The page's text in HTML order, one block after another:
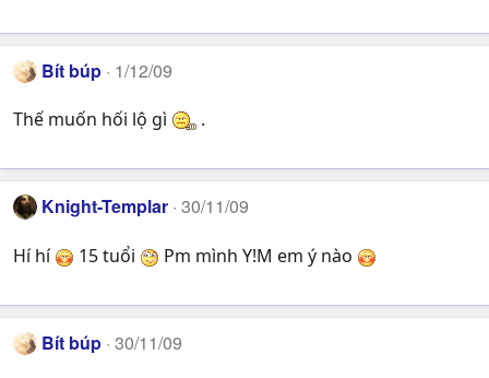
Bít búp 1/12/09
Thế muốn hối lộ gì .
Knight-Templar 30/11/09
Hí hí 15 tuổi Pm mình Y!M em ý nào
Bít búp 30/11/09